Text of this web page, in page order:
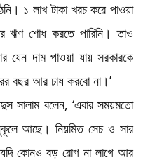
১ লাখ টাকা খরচ করে পাওয়া
ঋণ শোধ করতে পারিনি। তাও
যেন দাম পাওয়া যায় সরকারকে
বছর আর চাষ করবো না।’
সালাম বলেন, ‘এবার সময়মতো
আছে। নিয়মিত সেচ ও সার
কোনও বড় রোগ না লাগে আর